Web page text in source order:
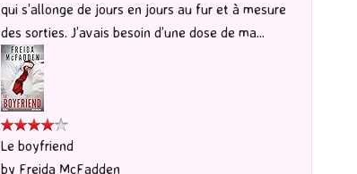
qui s’allonge de jours en jours au fur et à mesure
des sorties. J’avais besoin d’une dose de ma...
Le boyfriend
by Freida McFadden